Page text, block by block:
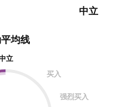
中立
均线
立
买入
强烈买入